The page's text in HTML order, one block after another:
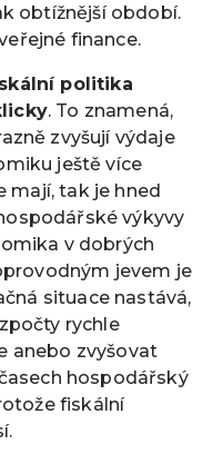
obtížnější období.
finance.
politika
. To znamená,
zvyšují výdaje
ještě více
mají, tak je hned
výkyvy
v dobrých
jevem je
situace nastává,
rychle
anebo zvyšovat
hospodářský
fiskální